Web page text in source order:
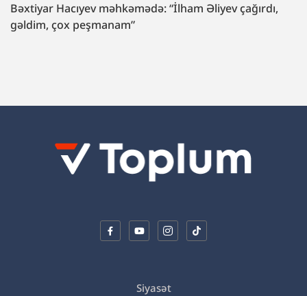
çağırdı, Formula yarışında yeyinti: məhkəmə
Siyasət